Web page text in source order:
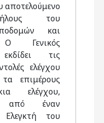
αποτελούμενο
του
και
Γενικός
τις
ελέγχου
επιμέρους
ελέγχου,
από έναν
του